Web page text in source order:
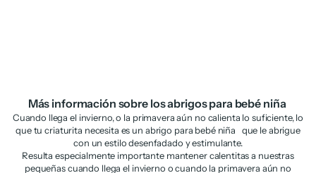
Más información sobre los abrigos para bebé niña
Cuando llega el invierno, o la primavera aún no calienta lo suficiente, lo
que tu criaturita necesita es un abrigo para bebé niña que le abrigue
con un estilo desenfadado y estimulante.
Resulta especialmente importante mantener calentitas a nuestras
pequeñas cuando llega el invierno o cuando la primavera aún no